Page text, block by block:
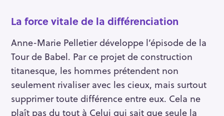
La force vitale de la différenciation
Anne-Marie Pelletier développe l’épisode de la
Tour de Babel. Par ce projet de construction
titanesque, les hommes prétendent non
seulement rivaliser avec les cieux, mais surtout
supprimer toute différence entre eux. Cela ne
plaît pas du tout à Celui qui sait que seule la